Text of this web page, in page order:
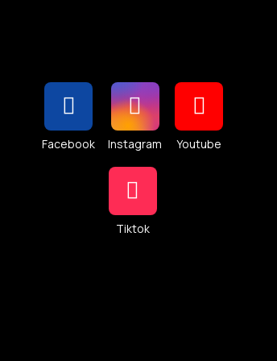
Facebook Instagram Youtube
Tiktok